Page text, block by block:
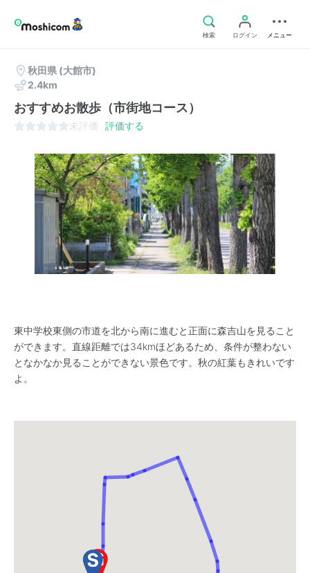
検索 ログイン メニュー
秋田県 (大館市)
2.4km
おすすめお散歩（市街地コース）
未評価 評価する
東中学校東側の市道を北から南に進むと正面に森吉山を見ること
ができます。直線距離では34kmほどあるため、条件が整わない
となかなか見ることができない景色です。秋の紅葉もきれいです
よ。